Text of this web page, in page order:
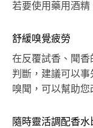
若要使用藥用酒精
舒緩嗅覺疲勞
在反覆試香、聞
判斷，建議可以
嗅聞，可以幫助您
隨時靈活調配香水